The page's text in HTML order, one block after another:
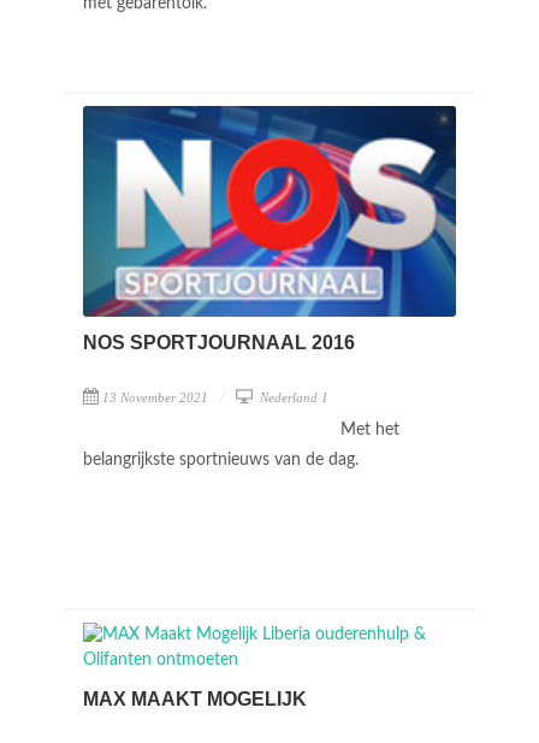
NOS SPORTJOURNAAL 2016
13 November 2021 Nederland 1
Met het
belangrijkste sportnieuws van de dag.
MAX MAAKT MOGELIJK